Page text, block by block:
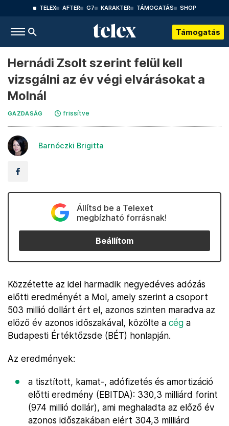
TELEX AFTER G7 KARAKTER TÁMOGATÁS SHOP
Támogatás
Hernádi Zsolt szerint felül kell
vizsgálni az év végi elvárásokat a
Molnál
GAZDASÁG frissítve
Barnóczki Brigitta
Állítsd be a Telexet
megbízható forrásnak!
Beállítom
Közzétette az idei harmadik negyedéves adózás
előtti eredményét a Mol, amely szerint a csoport
503 millió dollárt ért el, azonos szinten maradva az
előző év azonos időszakával, közölte a cég a
Budapesti Értéktőzsde (BÉT) honlapján.
Az eredmények:
a tisztított, kamat-, adófizetés és amortizáció
előtti eredmény (EBITDA): 330,3 milliárd forint
(974 millió dollár), ami meghaladta az előző év
azonos időszakában elért 304,3 milliárd